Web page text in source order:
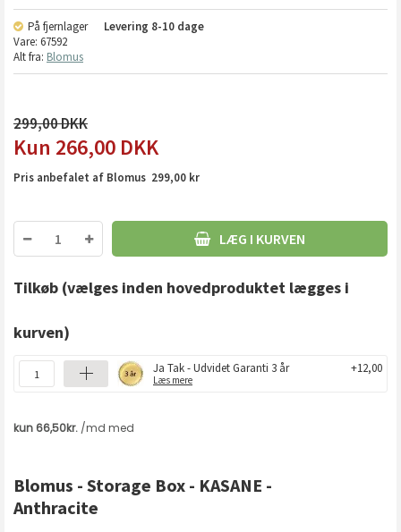
På fjernlager Levering 8-10 dage
Vare: 67592
Alt fra: Blomus
299,00
266,00 DKK
Pris anbefalet af Blomus 299,00 kr
LÆG I KURVEN
Tilkøb (vælges inden hovedproduktet lægges i
kurven)
Ja Tak - Udvidet Garanti 3 år
Læs mere
+12,00
Blomus - Storage Box - KASANE -
Anthracite